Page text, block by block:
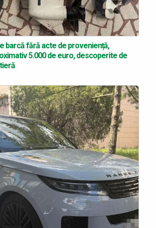
barcă fără acte de proveniență,
5.000 de euro, descoperite de